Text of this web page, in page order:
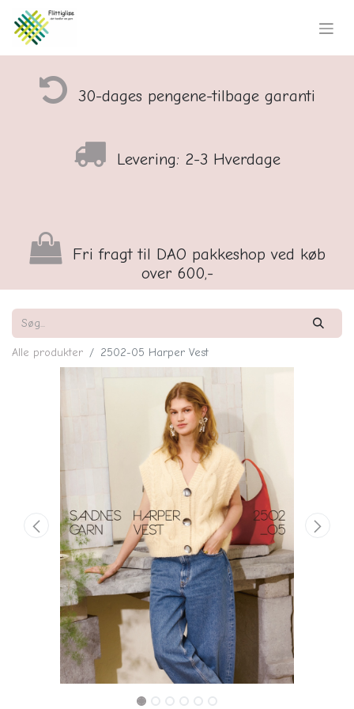
30-dages pengene-tilbage garanti
Levering: 2-3 Hverdage
Fri fragt til DAO pakkeshop ved køb
over 600,-
Alle produkter 2502-05 Harper Vest